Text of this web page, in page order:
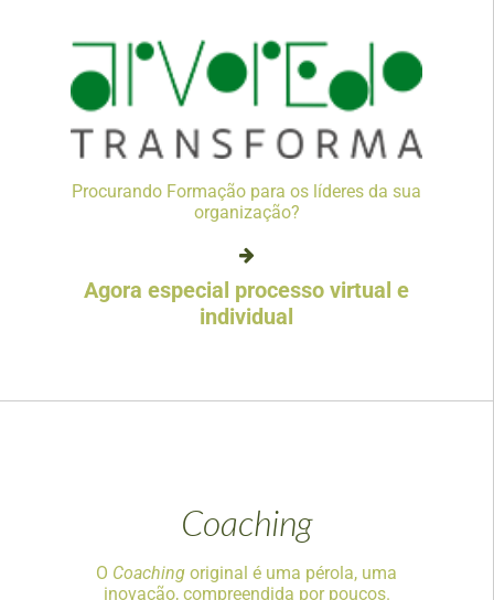
Procurando Formação para os líderes da sua
organização?
Agora especial processo virtual e
individual
Coaching
O Coaching original é uma pérola, uma
inovação, compreendida por poucos.